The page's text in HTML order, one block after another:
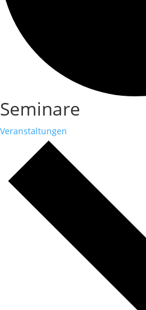
Seminare
Veranstaltungen